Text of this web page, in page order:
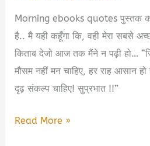
बुक
के
सर्वश्रेष्ठ
पोस्ट
Morning ebooks quotes पुस्तक का
है.. मै यही कहूँगा कि, वही मेरा सबसे
किताब देजो आज तक मैंने न पढ़ी हो…
मौसम नहीं मन चाहिए, हर राह आसान
दृढ़ संकल्प चाहिए! सुप्रभात !!”
Morning
Read More »